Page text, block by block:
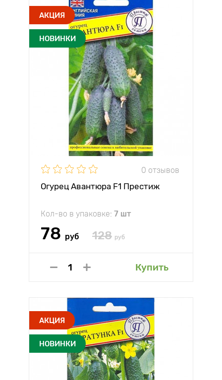
АКЦИЯ
НОВИНКИ
0 отзывов
Огурец Авантюра F1 Престиж
Кол-во в упаковке: 7 шт
78 руб 128 руб
Купить
АКЦИЯ
НОВИНКИ